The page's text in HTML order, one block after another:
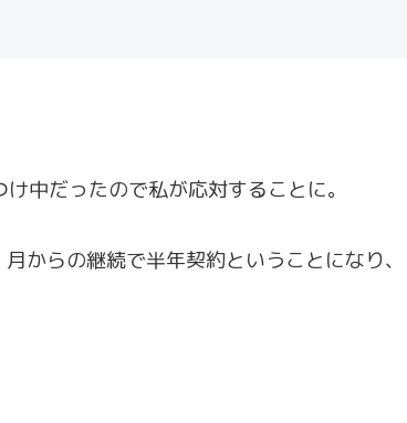
中だったので私が応対することに。
からの継続で半年契約ということになり、